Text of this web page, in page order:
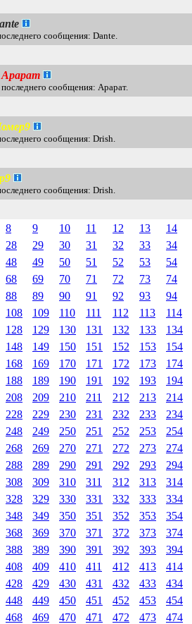
сообщения: Dante.
Арарат
сообщения: Арарат.
сообщения: Drish.
сообщения: Drish.
8 9 10 11 12 13 14
28 29 30 31 32 33 34
48 49 50 51 52 53 54
68 69 70 71 72 73 74
88 89 90 91 92 93 94
108 109 110 111 112 113 114
128 129 130 131 132 133 134
148 149 150 151 152 153 154
168 169 170 171 172 173 174
188 189 190 191 192 193 194
208 209 210 211 212 213 214
228 229 230 231 232 233 234
248 249 250 251 252 253 254
268 269 270 271 272 273 274
288 289 290 291 292 293 294
308 309 310 311 312 313 314
328 329 330 331 332 333 334
348 349 350 351 352 353 354
368 369 370 371 372 373 374
388 389 390 391 392 393 394
408 409 410 411 412 413 414
428 429 430 431 432 433 434
448 449 450 451 452 453 454
468 469 470 471 472 473 474